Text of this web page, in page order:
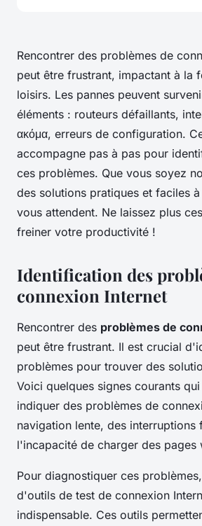
Rencontrer des problèmes de
peut être frustrant, impactant à la
loisirs. Les pannes peuvent
éléments : routeurs défaillants,
ακόμα, erreurs de configuration.
accompagne pas à pas pour
ces problèmes. Que vous soyez
des solutions pratiques et faciles
vous attendent. Ne laissez plus
freiner votre productivité !
Identification des
connexion Internet
Rencontrer des problèmes de
peut être frustrant. Il est crucial
problèmes pour trouver des
Voici quelques signes courants
indiquer des problèmes de
navigation lente, des interruptions
l'incapacité de charger des pages
Pour diagnostiquer ces
d'outils de test de connexion
indispensable. Ces outils